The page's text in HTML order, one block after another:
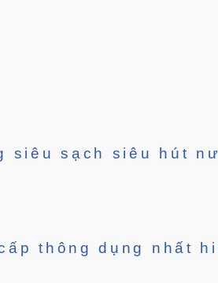
siêu sạch siêu hút
thông dụng nhất